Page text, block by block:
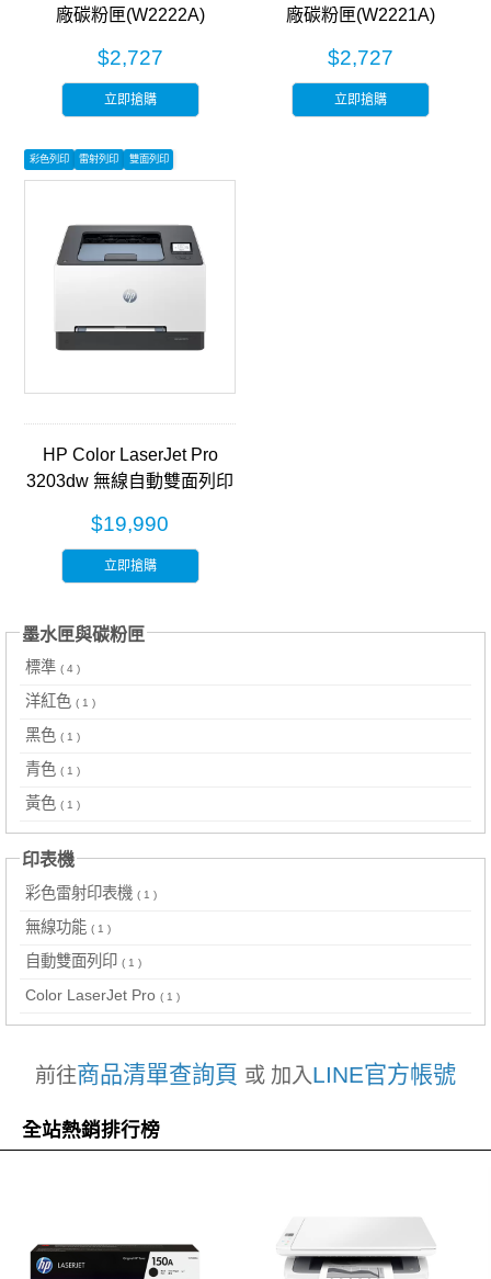
廠碳粉匣(W2222A)
$2,727
立即搶購
廠碳粉匣(W2221A)
$2,727
立即搶購
彩色列印 雷射列印 雙面列印
HP Color LaserJet Pro
3203dw 無線自動雙面列印
$19,990
立即搶購
墨水匣與碳粉匣
標準 ( 4 )
洋紅色 ( 1 )
黑色 ( 1 )
青色 ( 1 )
黃色 ( 1 )
印表機
彩色雷射印表機 ( 1 )
無線功能 ( 1 )
自動雙面列印 ( 1 )
Color LaserJet Pro ( 1 )
前往商品清單查詢頁 或 加入LINE官方帳號
全站熱銷排行榜